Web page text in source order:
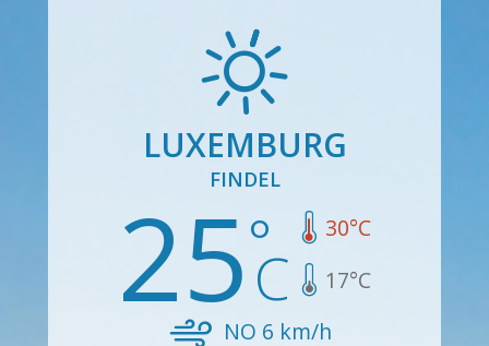
LUXEMBURG
FINDEL
25 30°C
17°C
NO 6 km/h